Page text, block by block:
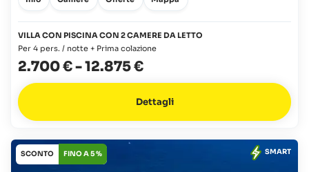
VILLA CON PISCINA CON 2 CAMERE DA LETTO
Per 4 pers. / notte + Prima colazione
2.700 €-12.875 €
Dettagli
SCONTO FINO A 5 % SMART